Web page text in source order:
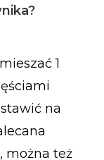
1
na
można też